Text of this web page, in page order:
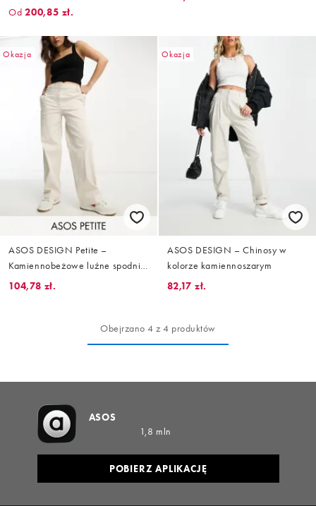
Od 200,85 zł.
Okazja
ASOS DESIGN Petite –
Kamiennobeżowe luźne spodnie
boyfriend
104,78 zł.
Okazja
ASOS DESIGN – Chinosy w
kolorze kamiennoszarym
82,17 zł.
Obejrzano 4 z 4 produktów
ASOS
1,8 mln
POBIERZ APLIKACJĘ